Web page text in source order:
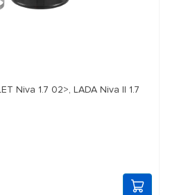
Niva 1.7 02>, LADA Niva II 1.7